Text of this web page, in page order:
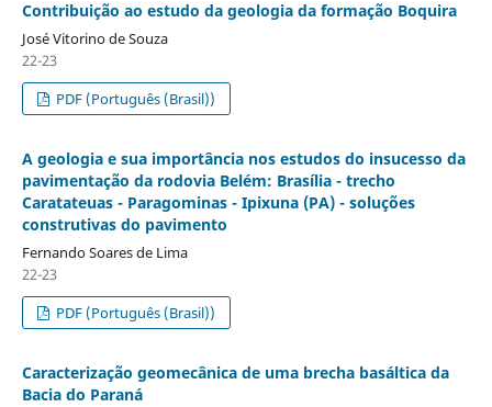
Contribuição ao estudo da geologia da formação Boquira
José Vitorino de Souza
22-23
PDF (Português (Brasil))
A geologia e sua importância nos estudos do insucesso da
pavimentação da rodovia Belém: Brasília - trecho
Caratateuas - Paragominas - Ipixuna (PA) - soluções
construtivas do pavimento
Fernando Soares de Lima
22-23
PDF (Português (Brasil))
Caracterização geomecânica de uma brecha basáltica da
Bacia do Paraná